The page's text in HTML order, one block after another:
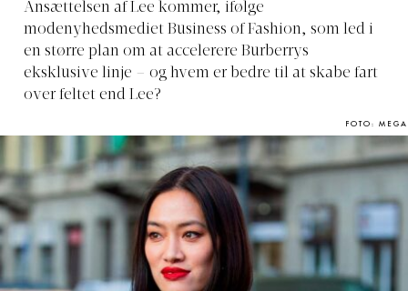
Ansættelsen af Lee kommer, ifølge
modenyhedsmediet Business of Fashion, som led i
en større plan om at accelerere Burberrys
eksklusive linje – og hvem er bedre til at skabe fart
over feltet end Lee?
FOTO: MEGA